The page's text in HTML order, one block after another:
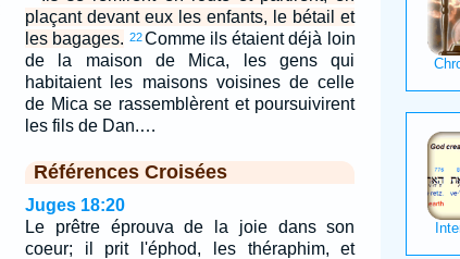
plaçant devant eux les enfants, le bétail et
les bagages. 22Comme ils étaient déjà loin
de la maison de Mica, les gens qui
habitaient les maisons voisines de celle
de Mica se rassemblèrent et poursuivirent
les fils de Dan.…
Références Croisées
Juges 18:20
Le prêtre éprouva de la joie dans son
coeur; il prit l'éphod, les théraphim, et